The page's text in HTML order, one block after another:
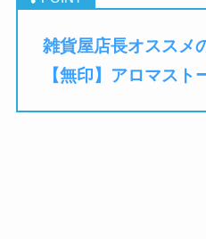
雑貨屋店長オススメ
【無印】アロマスト